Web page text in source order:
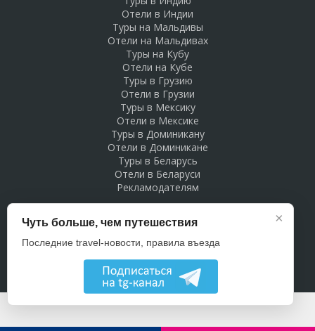
Отели в Индии
Туры на Мальдивы
Отели на Мальдивах
Туры на Кубу
Отели на Кубе
Туры в Грузию
Отели в Грузии
Туры в Мексику
Отели в Мексике
Туры в Доминикану
Отели в Доминикане
Туры в Беларусь
Отели в Беларуси
Рекламодателям
×
Чуть больше, чем путешествия
Последние travel-новости, правила въезда